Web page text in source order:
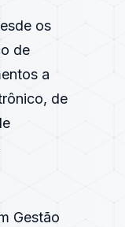
os
de
a
de
Gestão